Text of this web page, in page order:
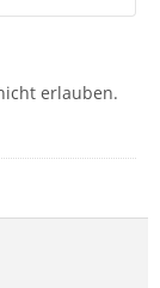
erlauben.